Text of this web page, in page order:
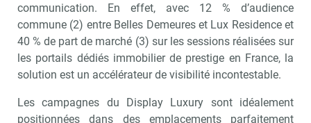
communication. En effet, avec 12 % d’audience
commune (2) entre Belles Demeures et Lux Residence et
40 % de part de marché (3) sur les sessions réalisées sur
les portails dédiés immobilier de prestige en France, la
solution est un accélérateur de visibilité incontestable.
Les campagnes du Display Luxury sont idéalement
positionnées dans des emplacements parfaitement